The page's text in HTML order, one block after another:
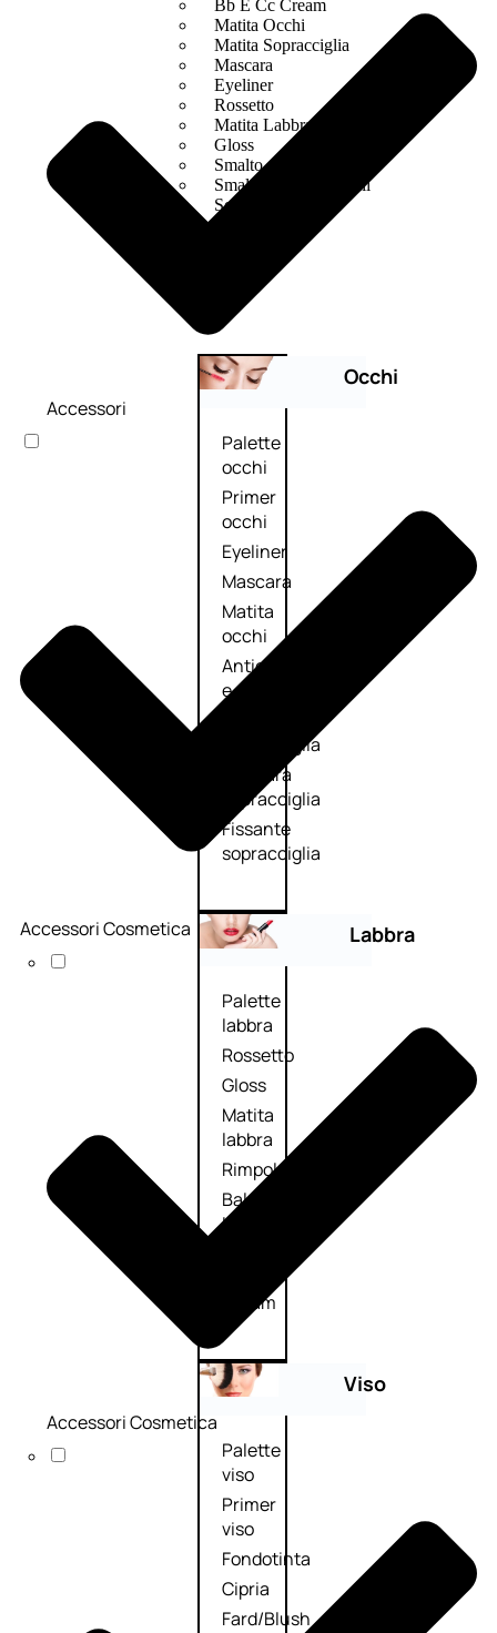
Bb E Cc Cream
Matita Occhi
Matita Sopracciglia
Mascara
Eyeliner
Rossetto
Matita Labbra
Gloss
Smalto
Smalto Effetti Speciali
Solventi Unghie
Occhi
Palette
occhi
Primer
occhi
Eyeliner
Mascara
Matita
occhi
Antiocchiaie
e correttori
sopracciglia
Mascara
sopracciglia
Fissante
sopracciglia
Labbra
Palette
labbra
Rossetto
Gloss
Matita
labbra
Rimpolpante
Balsamo
labbra
Cream
Viso
Palette
viso
Primer
viso
Fondotinta
Cipria
Fard/Blush
Accessori
Accessori Cosmetica
Accessori Cosmetica